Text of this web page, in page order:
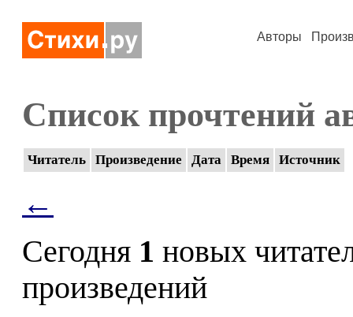
Авторы
Список прочтений
Читатель Произведение Дата Время Источник
←
Сегодня 1 новых
произведений